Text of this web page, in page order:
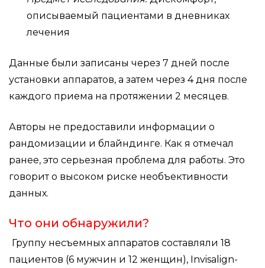
описываемый пациентами в дневниках
лечения
Данные были записаны через 7 дней после
установки аппаратов, а затем через 4 дня после
каждого приема на протяжении 2 месяцев.
Авторы не предоставили информации о
рандомизации и блайндинге. Как я отмечал
ранее, это серьезная проблема для работы. Это
говорит о высоком риске необъективности
данных.
Что они обнаружили?
Группу несъемных аппаратов составляли 18
пациентов (6 мужчин и 12 женщин), Invisalign-